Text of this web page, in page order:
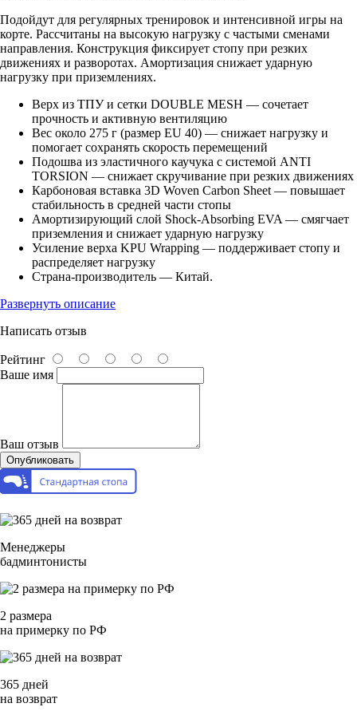
Подойдут для регулярных тренировок и интенсивной игры на
корте. Рассчитаны на высокую нагрузку с частыми сменами
направления. Конструкция фиксирует стопу при резких
движениях и разворотах. Амортизация снижает ударную
нагрузку при приземлениях.
Верх из ТПУ и сетки DOUBLE MESH — сочетает
прочность и активную вентиляцию
Вес около 275 г (размер EU 40) — снижает нагрузку и
помогает сохранять скорость перемещений
Подошва из эластичного каучука с системой ANTI
TORSION — снижает скручивание при резких движениях
Карбоновая вставка 3D Woven Carbon Sheet — повышает
стабильность в средней части стопы
Амортизирующий слой Shock-Absorbing EVA — смягчает
приземления и снижает ударную нагрузку
Усиление верха KPU Wrapping — поддерживает стопу и
распределяет нагрузку
Страна-производитель — Китай.
Развернуть описание
Написать отзыв
Рейтинг
Ваше имя
Ваш отзыв
Опубликовать
Менеджеры
бадминтонисты
2 размера
на примерку по РФ
365 дней
на возврат